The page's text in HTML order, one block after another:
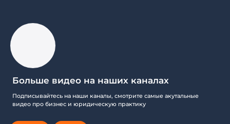
Больше видео на наших каналах
Подписывайтесь на наши каналы, смотрите самые акутальные
видео про бизнес и юридическую практику